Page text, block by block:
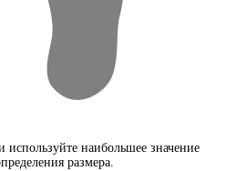
используйте наибольшее значение
размера.